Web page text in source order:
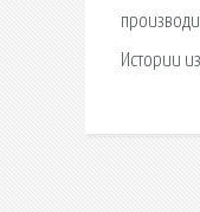
Истории